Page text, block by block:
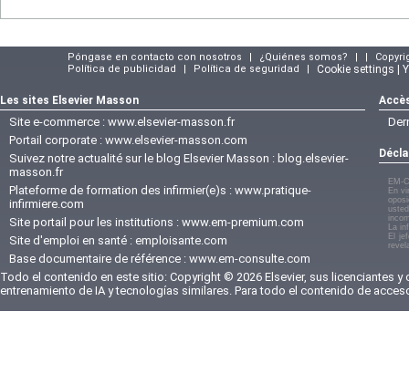
Póngase en contacto con nosotros | ¿Quiénes somos? | |
Política de publicidad
| Política de seguridad | Cookie settings |
Les sites Elsevier Masson
Site e-commerce : www.elsevier-masson.fr
Portail corporate : www.elsevier-masson.com
Suivez notre actualité sur le blog Elsevier Masson : blog.elsevier-
masson.fr
Plateforme de formation des infirmier(e)s : www.pratique-
infirmiere.com
Site portail pour les institutions : www.em-premium.com
Site d'emploi en santé : emploisante.com
Base documentaire de référence : www.em-consulte.com
EM-
En
La
El
Todo el contenido en este sitio: Copyright © 2026 Elsevier, sus licenciantes
entrenamiento de IA y tecnologías similares. Para todo el contenido de